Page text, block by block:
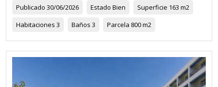
Publicado 30/06/2026 Estado Bien Superficie 163 m2
Habitaciones 3 Baños 3 Parcela 800 m2